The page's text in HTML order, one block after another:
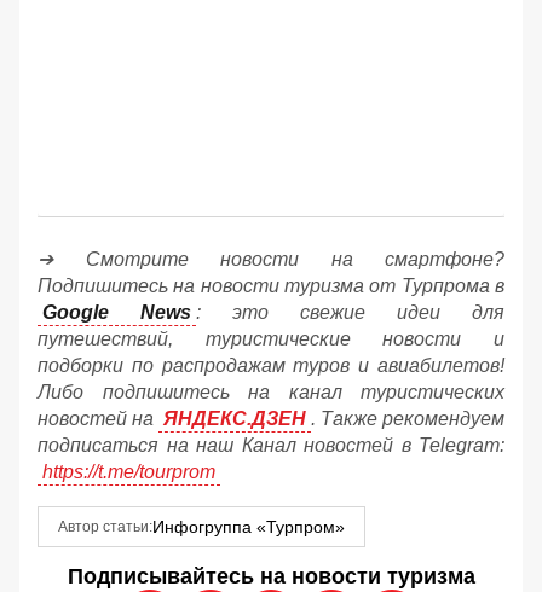
➔ Смотрите новости на смартфоне?
Подпишитесь на новости туризма от Турпрома в
Google News : это свежие идеи для
путешествий, туристические новости и
подборки по распродажам туров и авиабилетов!
Либо подпишитесь на канал туристических
новостей на ЯНДЕКС.ДЗЕН . Также рекомендуем
подписаться на наш Канал новостей в Telegram:
https://t.me/tourprom
Автор статьи:Инфогруппа «Турпром»
Подписывайтесь на новости туризма